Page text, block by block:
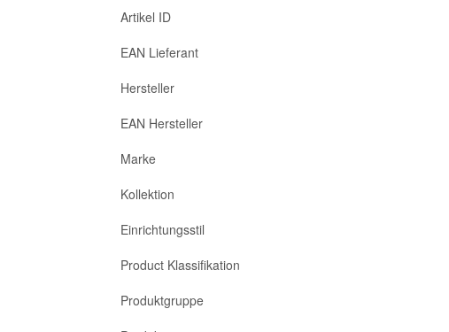
Artikel ID
EAN Lieferant
Hersteller
EAN Hersteller
Marke
Kollektion
Einrichtungsstil
Product Klassifikation
Produktgruppe